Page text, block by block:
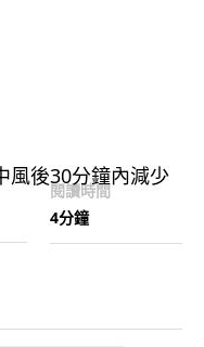
閱讀時間
4分鐘